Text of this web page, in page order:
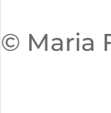
© Maria